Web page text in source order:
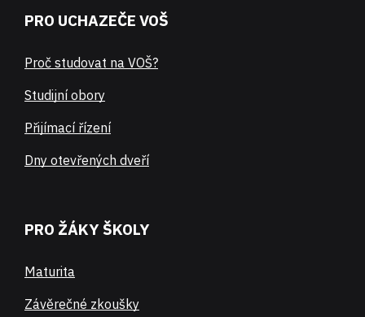
PRO UCHAZEČE VOŠ
Proč studovat na VOŠ?
Studijní obory
Přijímací řízení
Dny otevřených dveří
PRO ŽÁKY ŠKOLY
Maturita
Závěrečné zkoušky